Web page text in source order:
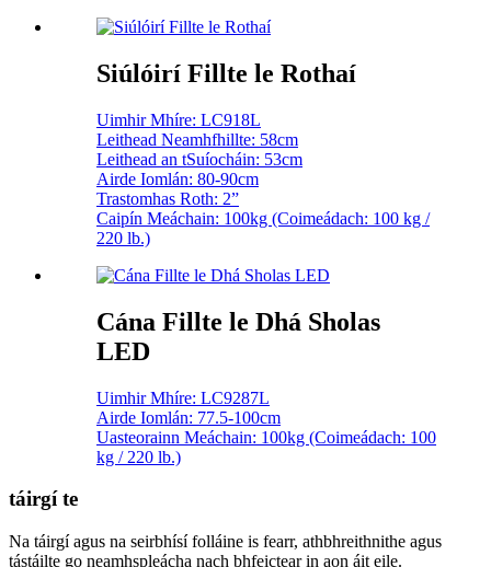
Siúlóirí Fillte le Rothaí
Uimhir Mhíre: LC918L
Leithead Neamhfhillte: 58cm
Leithead an tSuíocháin: 53cm
Airde Iomlán: 80-90cm
Trastomhas Roth: 2”
Caipín Meáchain: 100kg (Coimeádach: 100 kg /
220 lb.)
Cána Fillte le Dhá Sholas
LED
Uimhir Mhíre: LC9287L
Airde Iomlán: 77.5-100cm
Uasteorainn Meáchain: 100kg (Coimeádach: 100
kg / 220 lb.)
táirgí te
Na táirgí agus na seirbhísí folláine is fearr, athbhreithnithe agus
tástáilte go neamhspleácha nach bhfeictear in aon áit eile.